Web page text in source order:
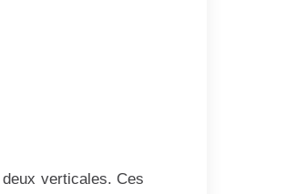
verticales. Ces